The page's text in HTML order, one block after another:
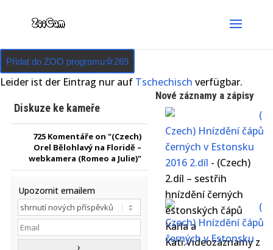
Přidat do ZOO programu 269
Leider ist der Eintrag nur auf Tschechisch verfügbar.
Nové záznamy a zápisy
(
Czech) Hnízdění čápů
černých v Estonsku
2016 2.díl - (Czech)
2.díl – sestřih
hnízdění černých
estonských čápů
Karla a
Kati.Videozáznamy z
(
Czech) Hnízdění čápů
černých v Estonsku
Diskuze ke kameře
725Komentáře on "(Czech)
Orel Bělohlavý na Floridě –
webkamera (Romeo a Julie)"
Upozornit emailem